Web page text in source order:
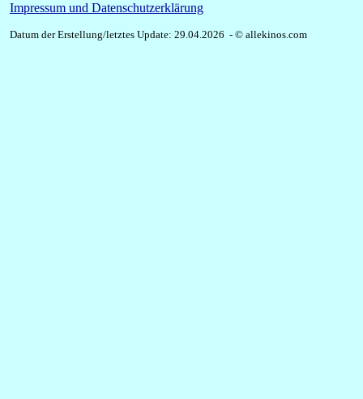
Impressum und Datenschutzerklärung
Datum der Erstellung/letztes Update: 29.04.2026 - © allekinos.com